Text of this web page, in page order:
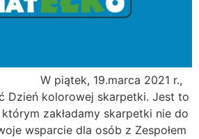
2021 r.,
Dzień kolorowej skarpetki. Jest to
zakładamy skarpetki nie do
wsparcie dla osób z Zespołem